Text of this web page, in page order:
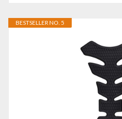
BESTSELLER NO. 5